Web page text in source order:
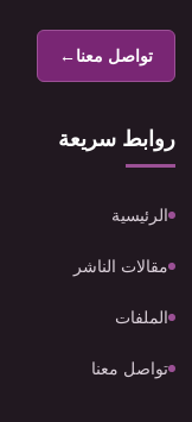
تواصل معنا←
روابط سريعة
الرئيسية
مقالات الناشر
الملفات
تواصل معنا